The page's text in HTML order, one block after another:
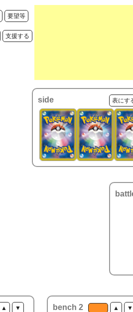
要望等
支援する
side 表にす
▲ ▼ bench 2 ▲ ▼